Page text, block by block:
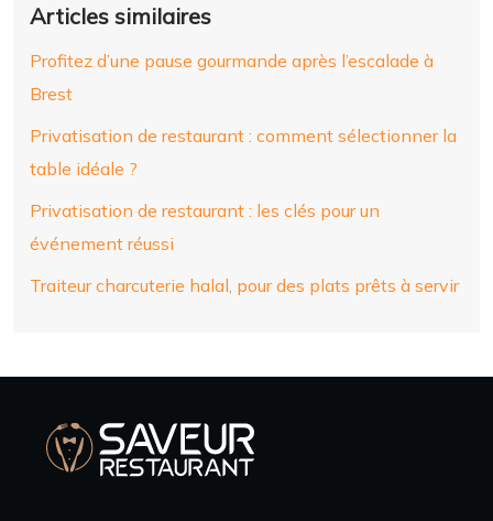
Articles similaires
Profitez d’une pause gourmande après l’escalade à
Brest
Privatisation de restaurant : comment sélectionner la
table idéale ?
Privatisation de restaurant : les clés pour un
événement réussi
Traiteur charcuterie halal, pour des plats prêts à servir